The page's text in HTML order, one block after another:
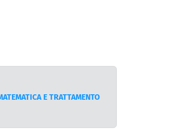
E TRATTAMENTO